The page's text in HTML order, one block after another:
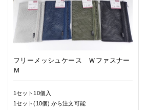
フリーメッシュケース Ｗファスナー
Ｍ
1セット10個入
1セット(10個)から注文可能